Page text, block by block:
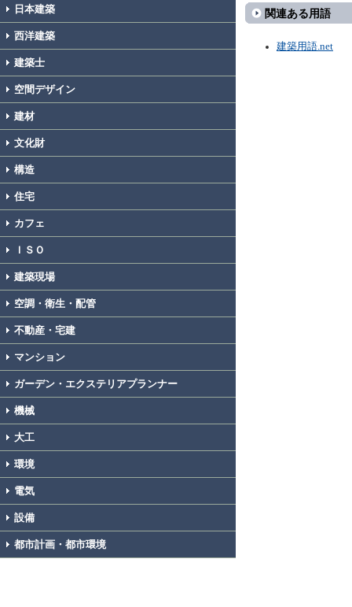
日本建築
西洋建築
建築士
空間デザイン
建材
文化財
構造
住宅
カフェ
ＩＳＯ
建築現場
空調・衛生・配管
不動産・宅建
マンション
ガーデン・エクステリアプランナー
機械
大工
環境
電気
設備
都市計画・都市環境
関連ある用語
建築用語.net